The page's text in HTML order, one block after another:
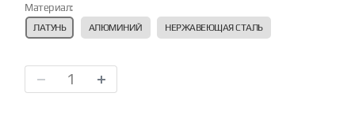
Материал:
ЛАТУНЬ АЛЮМИНИЙ НЕРЖАВЕЮЩАЯ СТАЛЬ